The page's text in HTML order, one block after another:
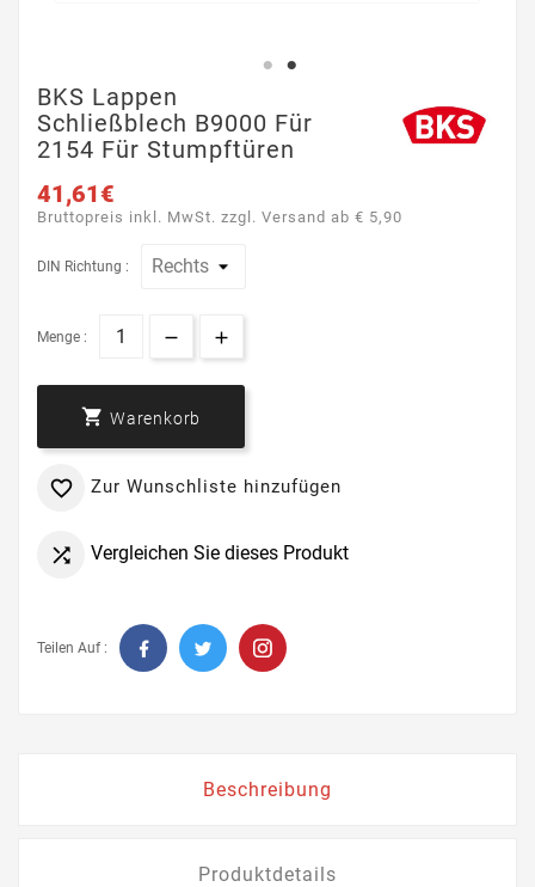
BKS Lappen
Schließblech B9000 Für
2154 Für Stumpftüren
41,61€
Bruttopreis inkl. MwSt. zzgl. Versand ab € 5,90
DIN Richtung :
Menge :
 Warenkorb
 Zur Wunschliste hinzufügen
 Vergleichen Sie dieses Produkt
Teilen Auf :
Beschreibung
Produktdetails